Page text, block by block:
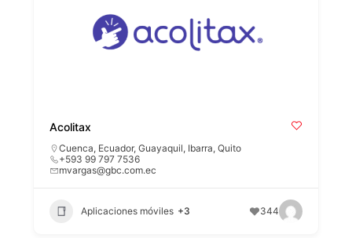
Acolitax
Cuenca, Ecuador,Guayaquil, Ibarra,Quito
+593 99 797 7536
mvargas@gbc.com.ec
Aplicaciones móviles +3 344